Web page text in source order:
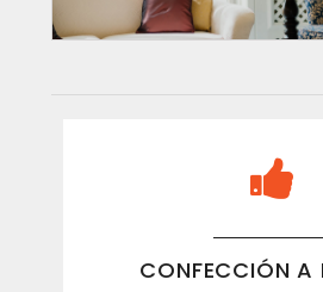
CONFECCIÓN A